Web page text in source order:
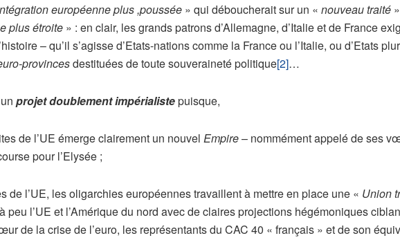
européenne plus ,poussée » qui déboucherait sur un « nouveau traité
plus étroite » : en clair, les grands patrons d’Allemagne, d’Italie et de France
– qu’il s’agisse d’Etats-nations comme la France ou l’Italie, ou d’Etats
provincesdestituées de toute souveraineté politique[2]…
projet doublement impérialistepuisque,
de l’UE émerge clairement un nouvel Empire– nommément appelé de ses
pour l’Elysée ;
de l’UE, les oligarchies européennes travaillent à mettre en place une « Union
peu l’UE et l’Amérique du nord avec de claires projections hégémoniques
de la crise de l’euro, les représentants du CAC 40 « français » et de son